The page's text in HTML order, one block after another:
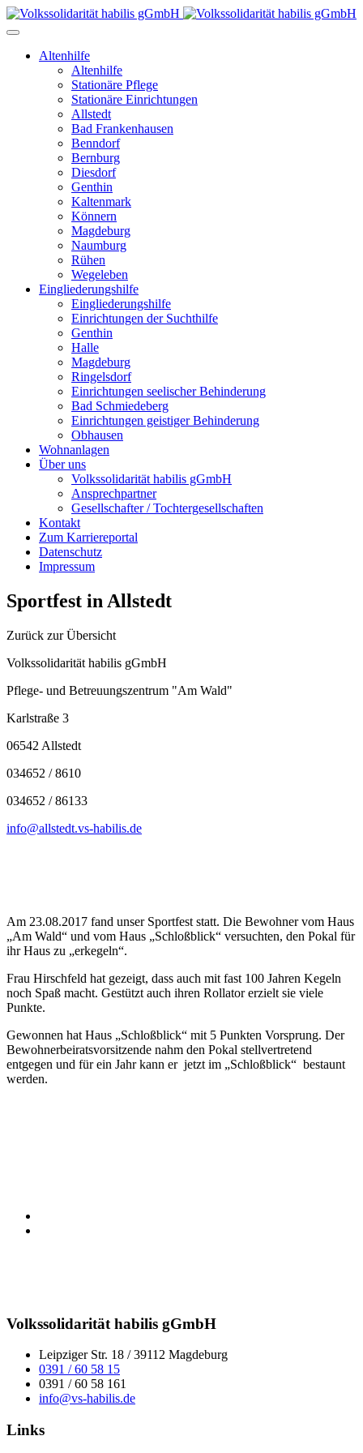
Altenhilfe
Altenhilfe
Stationäre Pflege
Stationäre Einrichtungen
Allstedt
Bad Frankenhausen
Benndorf
Bernburg
Diesdorf
Genthin
Kaltenmark
Könnern
Magdeburg
Naumburg
Rühen
Wegeleben
Eingliederungshilfe
Eingliederungshilfe
Einrichtungen der Suchthilfe
Genthin
Halle
Magdeburg
Ringelsdorf
Einrichtungen seelischer Behinderung
Bad Schmiedeberg
Einrichtungen geistiger Behinderung
Obhausen
Wohnanlagen
Über uns
Volkssolidarität habilis gGmbH
Ansprechpartner
Gesellschafter / Tochtergesellschaften
Kontakt
Zum Karriereportal
Datenschutz
Impressum
Sportfest in Allstedt
Zurück zur Übersicht
Volkssolidarität habilis gGmbH
Pflege- und Betreuungszentrum "Am Wald"
Karlstraße 3
06542 Allstedt
034652 / 8610
034652 / 86133
info@allstedt.vs-habilis.de
Am 23.08.2017 fand unser Sportfest statt. Die Bewohner vom Haus
„Am Wald“ und vom Haus „Schloßblick“ versuchten, den Pokal für
ihr Haus zu „erkegeln“.
Frau Hirschfeld hat gezeigt, dass auch mit fast 100 Jahren Kegeln
noch Spaß macht. Gestützt auch ihren Rollator erzielt sie viele
Punkte.
Gewonnen hat Haus „Schloßblick“ mit 5 Punkten Vorsprung. Der
Bewohnerbeiratsvorsitzende nahm den Pokal stellvertretend
entgegen und für ein Jahr kann er jetzt im „Schloßblick“ bestaunt
werden.
Volkssolidarität habilis gGmbH
Leipziger Str. 18 / 39112 Magdeburg
0391 / 60 58 15
0391 / 60 58 161
info@vs-habilis.de
Links